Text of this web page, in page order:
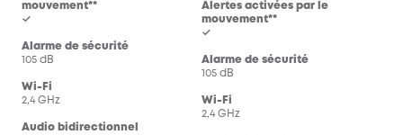
mouvement**
✓
Alarme de sécurité
105 dB
Wi-Fi
2,4 GHz
Audio bidirectionnel
Alertes activées par le
mouvement**
✓
Alarme de sécurité
105 dB
Wi-Fi
2,4 GHz